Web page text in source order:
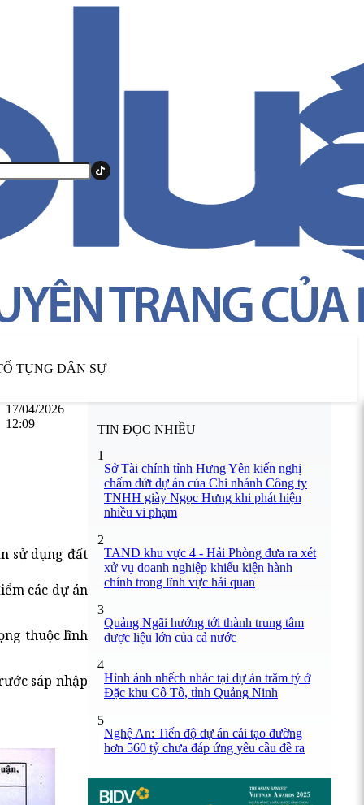
TỤNG DÂN SỰ
17/04/2026
12:09
sử dụng đất
các dự án
thuộc lĩnh
sáp nhập
TIN ĐỌC NHIỀU
1
Sở Tài chính tỉnh Hưng Yên kiến nghị
chấm dứt dự án của Chi nhánh Công ty
TNHH giày Ngọc Hưng khi phát hiện
nhiều vi phạm
2
TAND khu vực 4 - Hải Phòng đưa ra xét
xử vụ doanh nghiệp khiếu kiện hành
chính trong lĩnh vực hải quan
3
Quảng Ngãi hướng tới thành trung tâm
dược liệu lớn của cả nước
4
Hình ảnh nhếch nhác tại dự án trăm tỷ ở
Đặc khu Cô Tô, tỉnh Quảng Ninh
5
Nghệ An: Tiến độ dự án cải tạo đường
hơn 560 tỷ chưa đáp ứng yêu cầu đề ra